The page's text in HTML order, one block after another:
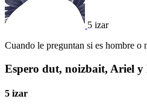
5 izar
Cuando le preguntan si es hombre
Espero dut, noizbait, Ariel y
5 izar